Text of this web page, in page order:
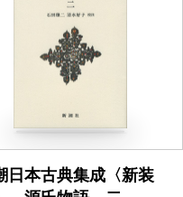
日本古典集成〈新装